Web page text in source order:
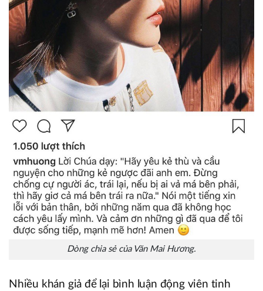
Dòng chia sẻ của Văn Mai Hương.
Nhiều khán giả để lại bình luận động viên tinh